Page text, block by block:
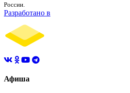
России.
Разработано в
Афиша